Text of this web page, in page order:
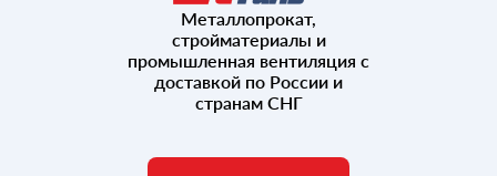
Металлопрокат,
стройматериалы и
промышленная вентиляция с
доставкой по России и
странам СНГ